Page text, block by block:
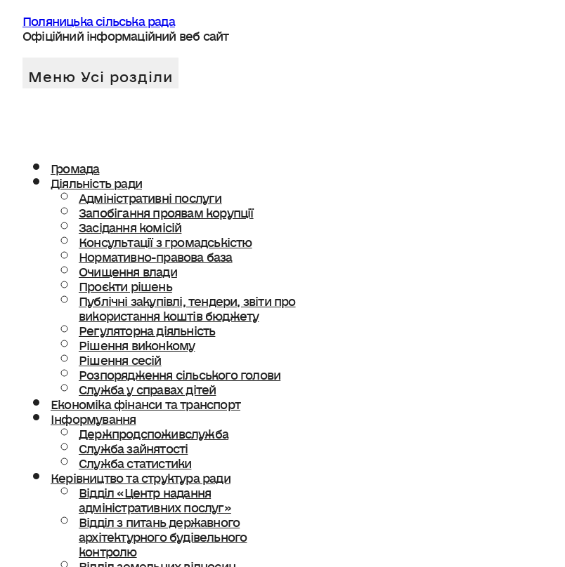
Поляницька сільська рада
Офіційний інформаційний веб сайт
Громада
Діяльність ради
Адміністративні послуги
Запобігання проявам корупції
Засідання комісій
Консультації з громадськістю
Нормативно-правова база
Очищення влади
Проєкти рішень
Публічні закупівлі, тендери, звіти про
використання коштів бюджету
Регуляторна діяльність
Рішення виконкому
Рішення сесій
Розпорядження сільського голови
Служба у справах дітей
Економіка фінанси та транспорт
Інформування
Держпродспоживслужба
Служба зайнятості
Служба статистики
Керівництво та структура ради
Відділ «Центр надання
адміністративних послуг»
Відділ з питань державного
архітектурного будівельного
контролю